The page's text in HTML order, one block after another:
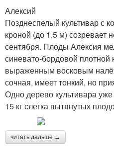
Алексий
Позднеспелый культивар с
кроной (до 1,5 м) созревает
сентября. Плоды Алексия
синевато-бордовой плотной
выраженным восковым
сочная, имеет тонкий, но
Одно дерево культивара
15 кг слегка вытянутых
читать дальше →